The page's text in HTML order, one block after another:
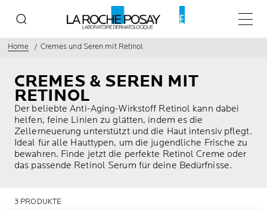
Home Cremes und Seren mit Retinol
CREMES & SEREN MIT
RETINOL
Der beliebte Anti-Aging-Wirkstoff Retinol kann dabei
helfen, feine Linien zu glätten, indem es die
Zellerneuerung unterstützt und die Haut intensiv pflegt.
Ideal für alle Hauttypen, um die jugendliche Frische zu
bewahren. Finde jetzt die perfekte Retinol Creme oder
das passende Retinol Serum für deine Bedürfnisse.
3 PRODUKTE